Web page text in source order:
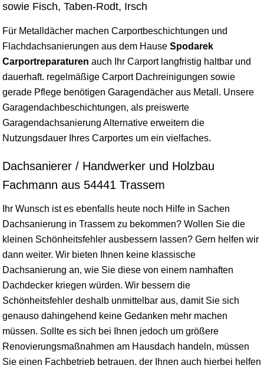
sowie Fisch, Taben-Rodt, Irsch
Für Metalldächer machen Carportbeschichtungen und
Flachdachsanierungen aus dem Hause Spodarek
Carportreparaturen auch Ihr Carport langfristig haltbar und
dauerhaft. regelmäßige Carport Dachreinigungen sowie
gerade Pflege benötigen Garagendächer aus Metall. Unsere
Garagendachbeschichtungen, als preiswerte
Garagendachsanierung Alternative erweitern die
Nutzungsdauer Ihres Carportes um ein vielfaches.
Dachsanierer / Handwerker und Holzbau
Fachmann aus 54441 Trassem
Ihr Wunsch ist es ebenfalls heute noch Hilfe in Sachen
Dachsanierung in Trassem zu bekommen? Wollen Sie die
kleinen Schönheitsfehler ausbessern lassen? Gern helfen wir
dann weiter. Wir bieten Ihnen keine klassische
Dachsanierung an, wie Sie diese von einem namhaften
Dachdecker kriegen würden. Wir bessern die
Schönheitsfehler deshalb unmittelbar aus, damit Sie sich
genauso dahingehend keine Gedanken mehr machen
müssen. Sollte es sich bei Ihnen jedoch um größere
Renovierungsmaßnahmen am Hausdach handeln, müssen
Sie einen Fachbetrieb betrauen, der Ihnen auch hierbei helfen